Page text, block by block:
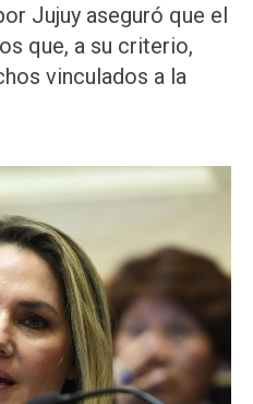
Jujuy aseguró que el
que, a su criterio,
vinculados a la